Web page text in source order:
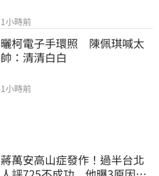
1小時前
曬柯電子手環照　陳佩琪喊太
帥：清清白白
1小時前
蔣萬安高山症發作！過半台北